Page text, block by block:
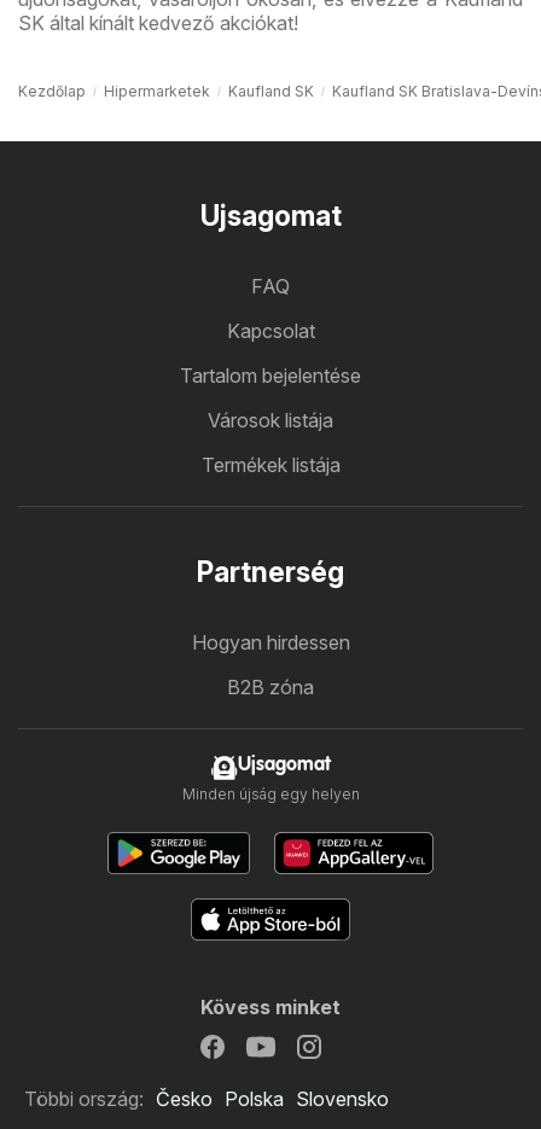
SK által kínált kedvező akciókat!
Kezdőlap Hipermarketek Kaufland SK Kaufland SK Bratislava-
Ujsagomat
FAQ
Kapcsolat
Tartalom bejelentése
Városok listája
Termékek listája
Partnerség
Hogyan hirdessen
B2B zóna
Ujsagomat
Minden újság egy helyen
Kövess minket
Többi ország: Česko Polska Slovensko